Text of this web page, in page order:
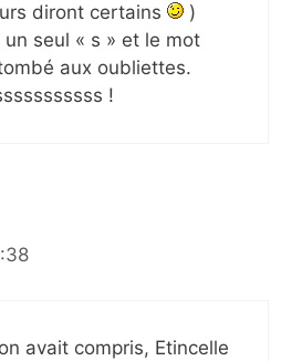
diront certains
)
seul « s » et le mot
aux oubliettes.
!
avait compris, Etincelle